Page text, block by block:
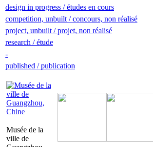
design in progress / études en cours
competition, unbuilt / concours, non réalisé
project, unbuilt / projet, non réalisé
research / étude
-
published / publication
Musée de la
ville de